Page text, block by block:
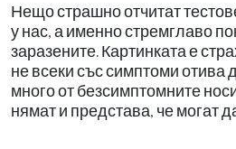
Нещо страшно отчитат
у нас, а именно стремглаво
заразените. Картинката е
не всеки със симптоми отива
много от безсимптомните
нямат и представа, че могат